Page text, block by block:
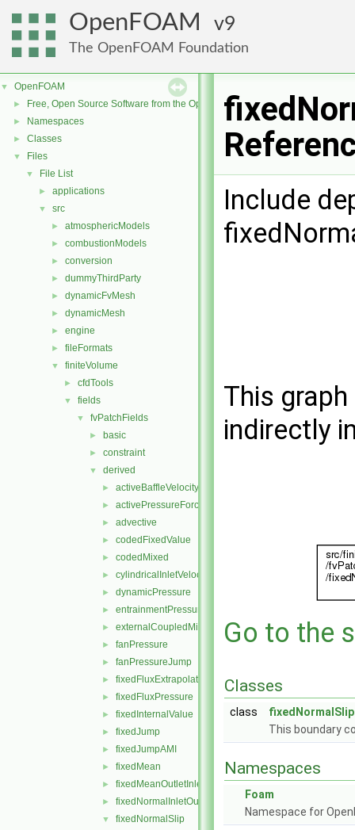
OpenFOAM 9
The OpenFOAM Foundation
▼ OpenFOAM
► Free, Open Source Software from the OpenFOAM Foundation
► Namespaces
► Classes
▼ Files
▼ File List
► applications
▼ src
► atmosphericModels
► combustionModels
► conversion
► dummyThirdParty
► dynamicFvMesh
► dynamicMesh
► engine
► fileFormats
▼ finiteVolume
► cfdTools
▼ fields
▼ fvPatchFields
► basic
► constraint
▼ derived
► activeBaffleVelocity
► activePressureForceBaffleVelocity
► advective
► codedFixedValue
► codedMixed
► cylindricalInletVelocity
► dynamicPressure
► entrainmentPressure
► externalCoupledMixed
► fanPressure
► fanPressureJump
► fixedFluxExtrapolatedPressure
► fixedFluxPressure
► fixedInternalValue
► fixedJump
► fixedJumpAMI
► fixedMean
► fixedMeanOutletInlet
► fixedNormalInletOutletVelocity
▼
fixedNormalSlip
Include
This
indirectly
Go to the
Classes
class
This boundary
Namespaces
Foam
Namespace for